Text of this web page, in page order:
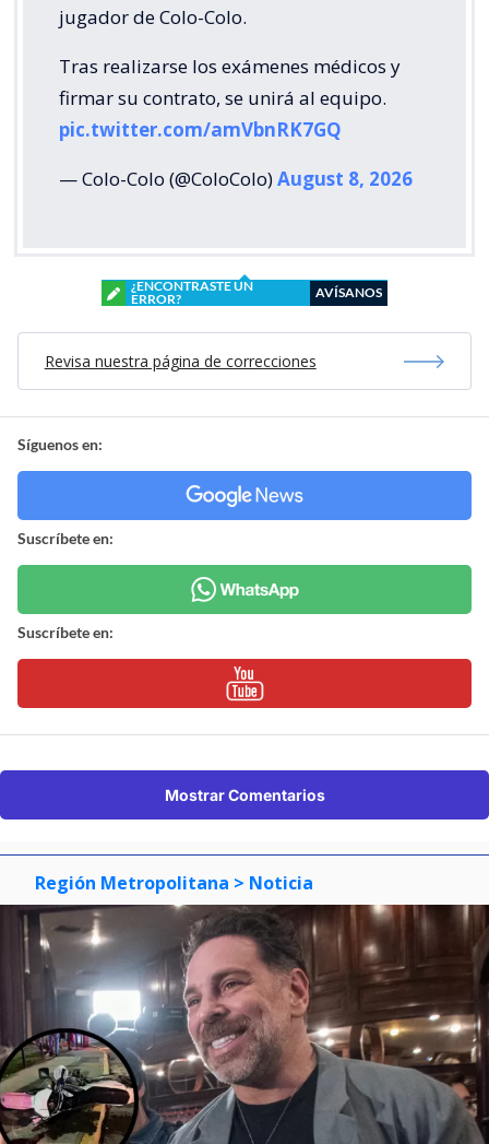
jugador de Colo-Colo.
Tras realizarse los exámenes médicos y
firmar su contrato, se unirá al equipo.
pic.twitter.com/amVbnRK7GQ
— Colo-Colo (@ColoColo)August 8, 2026
¿ENCONTRASTE UN
ERROR?
AVÍSANOS
Revisa nuestra página de correcciones
Síguenos en:
Suscríbete en:
Suscríbete en:
Mostrar Comentarios
Región Metropolitana > Noticia